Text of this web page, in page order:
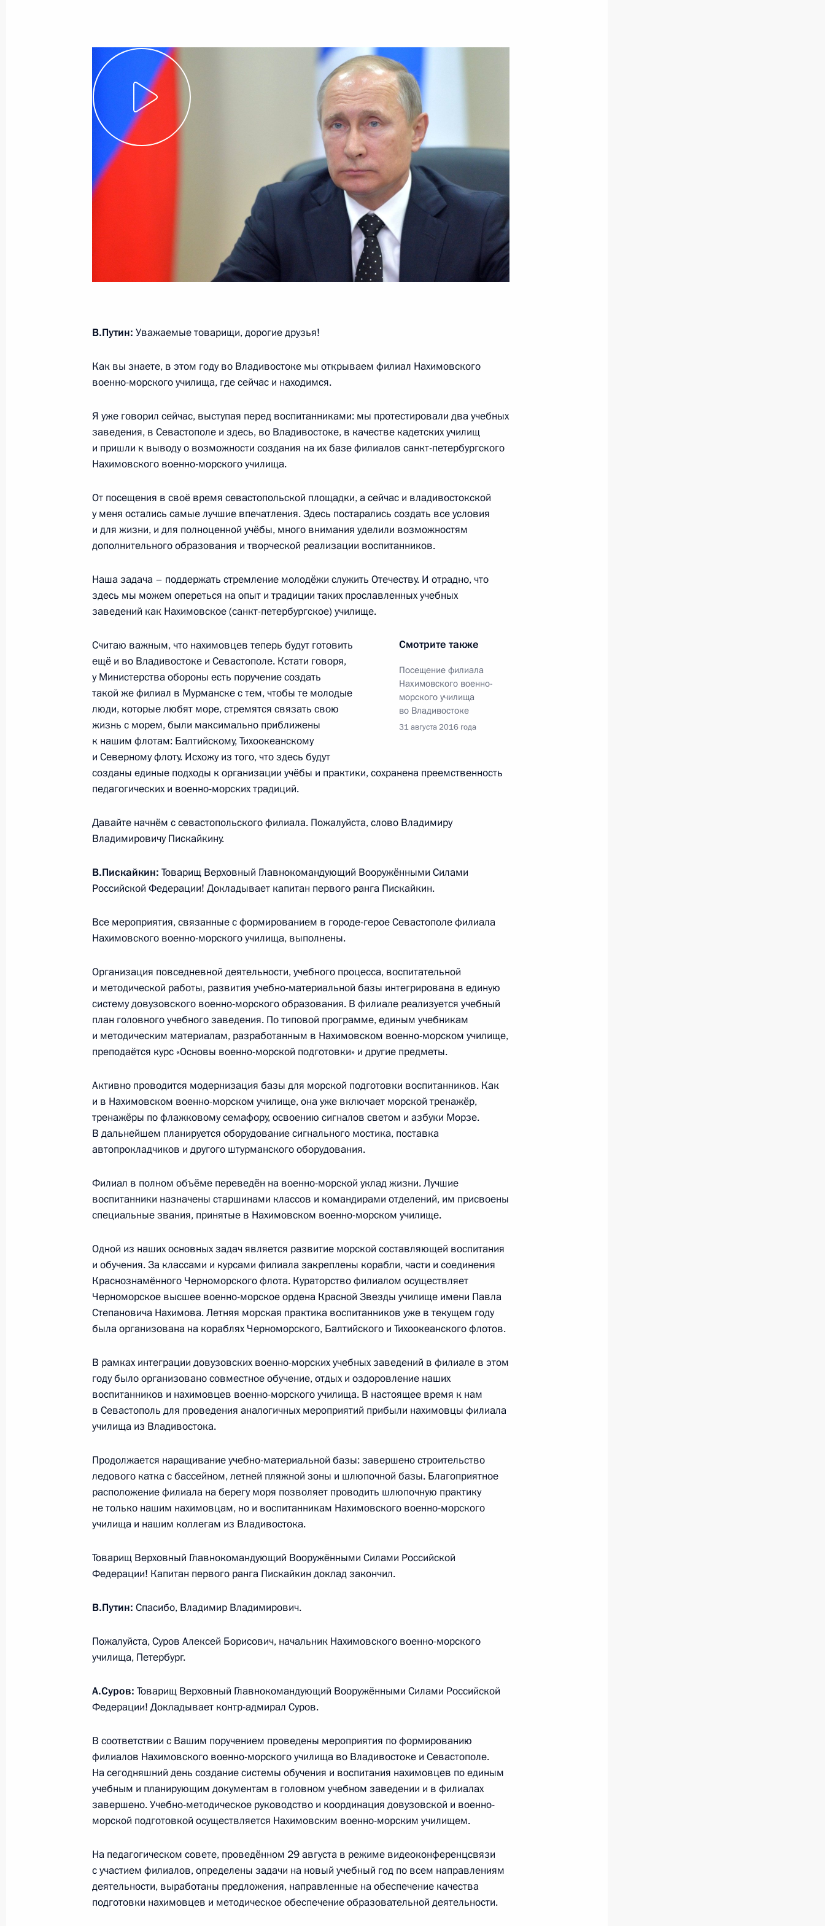
Саммит «Группы двадцати»
4 сентября 2016 года, 12:30
Встреча с Премьер-министром Великобритании Терезой Мэй
4 сентября 2016 года, 09:30
Встреча с Председателем КНР Си Цзиньпином
Ханчжоу
4 сентября 2016 года, 06:30 Ханчжоу
Встреча с Президентом Турции Реджепом Тайипом Эрдоганом
3 сентября 2016 года, 18:35 Ханчжоу
Заявления для прессы по завершении переговоров президентов
России и Республики Корея
3 сентября 2016 года, 11:50 остров Русский
7
Встреча с Президентом Республики Корея Пак Кын Хе
3 сентября 2016 года, 11:20 остров Русский
Восточный экономический форум
3 сентября 2016 года, 08:20 остров Русский
17
Посещение Приморского океанариума
3 сентября 2016 года, 06:10 остров Русский
2 сентября 2016 года, пятница
Востоке
2 сентября 2016 года, 15:30 Владивосток
Встреча с Премьер-министром Японии Синдзо Абэ
2 сентября 2016 года, 11:40 Владивосток
Встреча с перспективными инвесторами Дальневосточного
федерального округа
1 сентября 2016 года, четверг
Совещание по развитию судостроения
Выступление на презентации объектов первой пусковой очереди
1 сентября 2016 года, 09:00 Большой Камень
Встреча с рабочими судостроительного комплекса «Звезда»
1 сентября 2016 года, 08:50 Большой Камень
В День знаний Владимир Путин посетил гимназию
во Владивостоке
1 сентября 2016 года, 07:00
9
31 августа 2016 года, среда
Рабочая встреча с губернатором Приморского края Владимиром
Миклушевским
31 августа 2016 года, 12:00
1
Видеоконференция с руководителями Нахимовского военно-
31 августа 2016 года, 10:40 Владивосток
Выступление на встрече с воспитанниками филиала
31 августа 2016 года, 10:30 Владивосток
Встреча с председателем Федерации независимых профсоюзов
России Михаилом Шмаковым
30 августа 2016 года, вторник
В.Путин: Уважаемые товарищи, дорогие друзья!
Как вы знаете, в этом году во Владивостоке мы открываем филиал Нахимовского
военно-морского училища, где сейчас и находимся.
Я уже говорил сейчас, выступая перед воспитанниками: мы протестировали два учебных
заведения, в Севастополе и здесь, во Владивостоке, в качестве кадетских училищ
и пришли к выводу о возможности создания на их базе филиалов санкт-петербургского
Нахимовского военно-морского училища.
От посещения в своё время севастопольской площадки, а сейчас и владивостокской
у меня остались самые лучшие впечатления. Здесь постарались создать все условия
и для жизни, и для полноценной учёбы, много внимания уделили возможностям
дополнительного образования и творческой реализации воспитанников.
Наша задача – поддержать стремление молодёжи служить Отечеству. И отрадно, что
здесь мы можем опереться на опыт и традиции таких прославленных учебных
заведений как Нахимовское (санкт-петербургское) училище.
Смотрите также
Посещение филиала
Нахимовского военно-
морского училища
во Владивостоке
31 августа 2016 года
Считаю важным, что нахимовцев теперь будут готовить
ещё и во Владивостоке и Севастополе. Кстати говоря,
у Министерства обороны есть поручение создать
такой же филиал в Мурманске с тем, чтобы те молодые
люди, которые любят море, стремятся связать свою
жизнь с морем, были максимально приближены
к нашим флотам: Балтийскому, Тихоокеанскому
и Северному флоту. Исхожу из того, что здесь будут
созданы единые подходы к организации учёбы и практики, сохранена преемственность
педагогических и военно-морских традиций.
Давайте начнём с севастопольского филиала. Пожалуйста, слово Владимиру
Владимировичу Пискайкину.
В.Пискайкин: Товарищ Верховный Главнокомандующий Вооружёнными Силами
Российской Федерации! Докладывает капитан первого ранга Пискайкин.
Все мероприятия, связанные с формированием в городе-герое Севастополе филиала
Нахимовского военно-морского училища, выполнены.
Организация повседневной деятельности, учебного процесса, воспитательной
и методической работы, развития учебно-материальной базы интегрирована в единую
систему довузовского военно-морского образования. В филиале реализуется учебный
план головного учебного заведения. По типовой программе, единым учебникам
и методическим материалам, разработанным в Нахимовском военно-морском училище,
преподаётся курс «Основы военно-морской подготовки» и другие предметы.
Активно проводится модернизация базы для морской подготовки воспитанников. Как
и в Нахимовском военно-морском училище, она уже включает морской тренажёр,
тренажёры по флажковому семафору, освоению сигналов светом и азбуки Морзе.
В дальнейшем планируется оборудование сигнального мостика, поставка
автопрокладчиков и другого штурманского оборудования.
Филиал в полном объёме переведён на военно-морской уклад жизни. Лучшие
воспитанники назначены старшинами классов и командирами отделений, им присвоены
специальные звания, принятые в Нахимовском военно-морском училище.
Одной из наших основных задач является развитие морской составляющей воспитания
и обучения. За классами и курсами филиала закреплены корабли, части и соединения
Краснознамённого Черноморского флота. Кураторство филиалом осуществляет
Черноморское высшее военно-морское ордена Красной Звезды училище имени Павла
Степановича Нахимова. Летняя морская практика воспитанников уже в текущем году
была организована на кораблях Черноморского, Балтийского и Тихоокеанского флотов.
В рамках интеграции довузовских военно-морских учебных заведений в филиале в этом
году было организовано совместное обучение, отдых и оздоровление наших
воспитанников и нахимовцев военно-морского училища. В настоящее время к нам
в Севастополь для проведения аналогичных мероприятий прибыли нахимовцы филиала
училища из Владивостока.
Продолжается наращивание учебно-материальной базы: завершено строительство
ледового катка с бассейном, летней пляжной зоны и шлюпочной базы. Благоприятное
расположение филиала на берегу моря позволяет проводить шлюпочную практику
не только нашим нахимовцам, но и воспитанникам Нахимовского военно-морского
училища и нашим коллегам из Владивостока.
Товарищ Верховный Главнокомандующий Вооружёнными Силами Российской
Федерации! Капитан первого ранга Пискайкин доклад закончил.
В.Путин: Спасибо, Владимир Владимирович.
Пожалуйста, Суров Алексей Борисович, начальник Нахимовского военно-морского
училища, Петербург.
А.Суров: Товарищ Верховный Главнокомандующий Вооружёнными Силами Российской
Федерации! Докладывает контр-адмирал Суров.
В соответствии с Вашим поручением проведены мероприятия по формированию
филиалов Нахимовского военно-морского училища во Владивостоке и Севастополе.
На сегодняшний день создание системы обучения и воспитания нахимовцев по единым
учебным и планирующим документам в головном учебном заведении и в филиалах
завершено. Учебно-методическое руководство и координация довузовской и военно-
морской подготовкой осуществляется Нахимовским военно-морским училищем.
На педагогическом совете, проведённом 29 августа в режиме видеоконференцсвязи
с участием филиалов, определены задачи на новый учебный год по всем направлениям
деятельности, выработаны предложения, направленные на обеспечение качества
подготовки нахимовцев и методическое обеспечение образовательной деятельности.